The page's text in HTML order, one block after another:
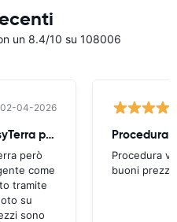
un 8.4/10 su 108006
02-04-2026
Ottima come sempre. EasyTerra però
però
come
tramite
su
sono
Procedura
buoni prezzi.